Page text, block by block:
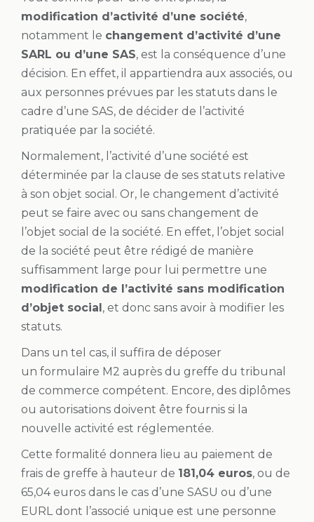
modification d’activité d’une société,
notamment le changement d’activité d’une
SARL ou d’une SAS, est la conséquence d’une
décision. En effet, il appartiendra aux associés, ou
aux personnes prévues par les statuts dans le
cadre d’une SAS, de décider de l’activité
pratiquée par la société.
Normalement, l’activité d’une société est
déterminée par la clause de ses statuts relative
à son objet social. Or, le changement d’activité
peut se faire avec ou sans changement de
l’objet social de la société. En effet, l’objet social
de la société peut être rédigé de manière
suffisamment large pour lui permettre une
modification de l’activité sans modification
d’objet social, et donc sans avoir à modifier les
statuts.
Dans un tel cas, il suffira de déposer
un formulaire M2 auprès du greffe du tribunal
de commerce compétent. Encore, des diplômes
ou autorisations doivent être fournis si la
nouvelle activité est réglementée.
Cette formalité donnera lieu au paiement de
frais de greffe à hauteur de 181,04 euros, ou de
65,04 euros dans le cas d’une SASU ou d’une
EURL dont l’associé unique est une personne